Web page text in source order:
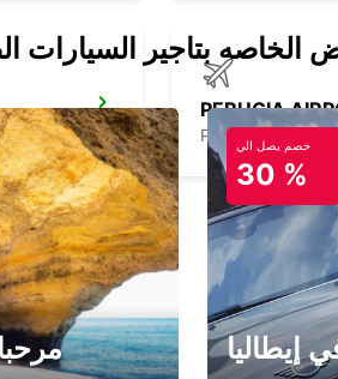
PERUGIA
PERUGIA - ITALY
الخاصه بتاجير السيارات
خصم يصل الي
30 %
إيطاليا